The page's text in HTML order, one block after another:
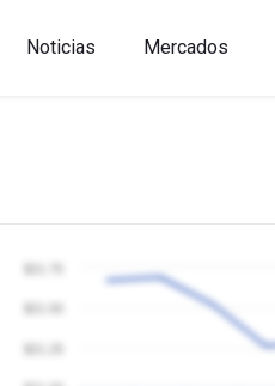
Noticias Mercados